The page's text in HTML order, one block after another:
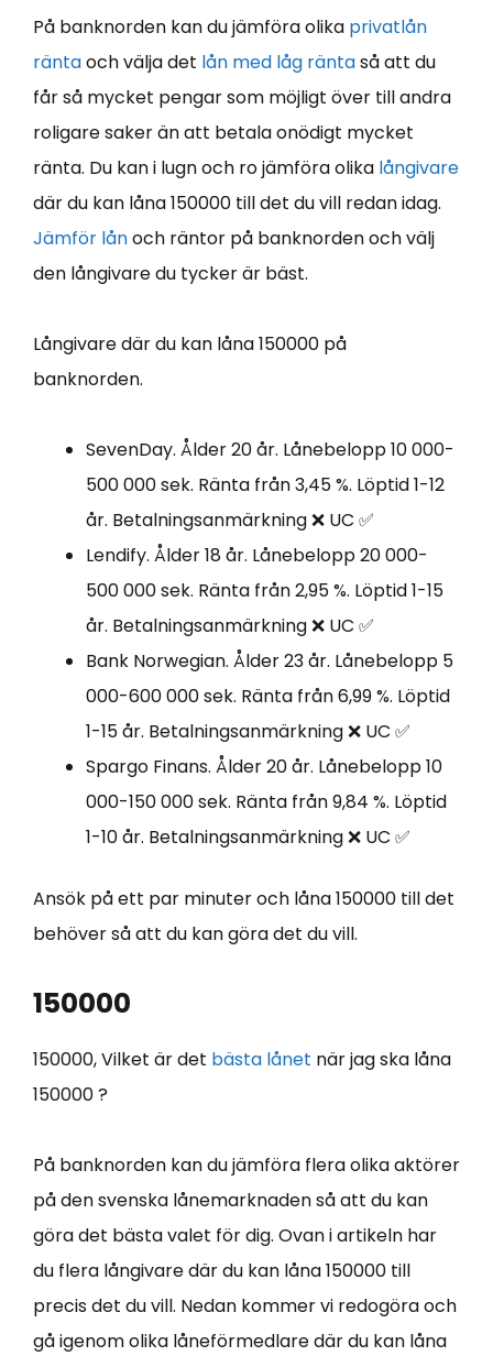
På banknorden kan du jämföra olika privatlån
räntaoch välja det lån med låg räntaså att du
får så mycket pengar som möjligt över till andra
roligare saker än att betala onödigt mycket
ränta. Du kan i lugn och ro jämföra olika långivare
där du kan låna 150000 till det du vill redan idag.
Jämför lånoch räntor på banknorden och välj
den långivare du tycker är bäst.
Långivare där du kan låna 150000 på
banknorden.
SevenDay. Ålder 20 år. Lånebelopp 10 000-
500 000 sek. Ränta från 3,45 %. Löptid 1-12
år. Betalningsanmärkning ❌ UC ✅
Lendify. Ålder 18 år. Lånebelopp 20 000-
500 000 sek. Ränta från 2,95 %. Löptid 1-15
år. Betalningsanmärkning ❌ UC ✅
Bank Norwegian. Ålder 23 år. Lånebelopp 5
000-600 000 sek. Ränta från 6,99 %. Löptid
1-15 år. Betalningsanmärkning ❌ UC ✅
Spargo Finans. Ålder 20 år. Lånebelopp 10
000-150 000 sek. Ränta från 9,84 %. Löptid
1-10 år. Betalningsanmärkning ❌ UC ✅
Ansök på ett par minuter och låna 150000 till det
behöver så att du kan göra det du vill.
150000
150000, Vilket är det bästa lånet när jag ska låna
150000 ?
På banknorden kan du jämföra flera olika aktörer
på den svenska lånemarknaden så att du kan
göra det bästa valet för dig. Ovan i artikeln har
du flera långivare där du kan låna 150000 till
precis det du vill. Nedan kommer vi redogöra och
gå igenom olika låneförmedlare där du kan låna